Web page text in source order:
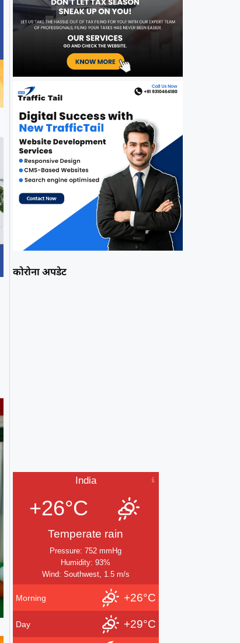
कोरोना अपडेट
India
+26°C
Temperate rain
Pressure: 752 mmHg
Humidity: 93%
Wind: Southwest, 1.5 m/s
Morning +26°C
Day +29°C